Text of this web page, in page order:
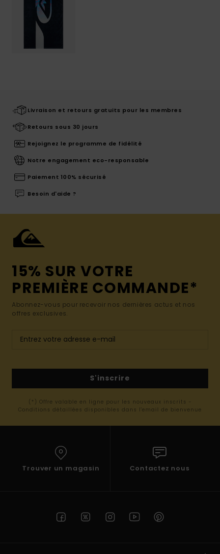
Livraison et retours gratuits pour les membres
Retours sous 30 jours
Rejoignez le programme de fidélité
Notre engagement eco-responsable
Paiement 100% sécurisé
Besoin d'aide ?
15% SUR VOTRE
PREMIÈRE COMMANDE*
Abonnez-vous pour recevoir nos dernières actus et nos
offres exclusives.
S'inscrire
(*) Offre valable en ligne pour les nouveaux inscrits -
Conditions détaillées disponibles dans l'email de bienvenue
Trouver un magasin Contactez nous